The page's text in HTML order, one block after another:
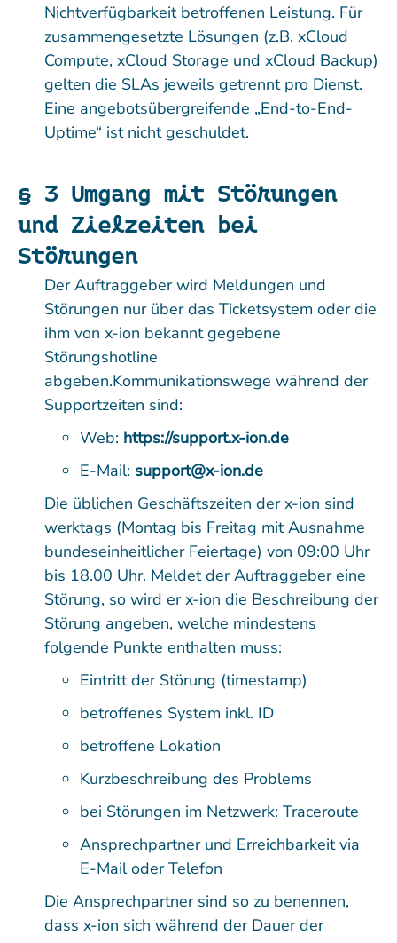
Nichtverfügbarkeit betroffenen Leistung. Für
zusammengesetzte Lösungen (z.B. xCloud
Compute, xCloud Storage und xCloud Backup)
gelten die SLAs jeweils getrennt pro Dienst.
Eine angebotsübergreifende „End-to-End-
Uptime“ ist nicht geschuldet.
§ 3 Umgang mit Störungen
und Zielzeiten bei
Störungen
Der Auftraggeber wird Meldungen und
Störungen nur über das Ticketsystem oder die
ihm von x-ion bekannt gegebene
Störungshotline
abgeben.Kommunikationswege während der
Supportzeiten sind:
Web: https://support.x-ion.de
E-Mail: support@x-ion.de
Die üblichen Geschäftszeiten der x-ion sind
werktags (Montag bis Freitag mit Ausnahme
bundeseinheitlicher Feiertage) von 09:00 Uhr
bis 18.00 Uhr. Meldet der Auftraggeber eine
Störung, so wird er x-ion die Beschreibung der
Störung angeben, welche mindestens
folgende Punkte enthalten muss:
Eintritt der Störung (timestamp)
betroffenes System inkl. ID
betroffene Lokation
Kurzbeschreibung des Problems
bei Störungen im Netzwerk: Traceroute
Ansprechpartner und Erreichbarkeit via
E-Mail oder Telefon
Die Ansprechpartner sind so zu benennen,
dass x-ion sich während der Dauer der